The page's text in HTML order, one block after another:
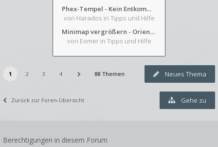
Phex-Tempel - Kein Entkommen aus Weinkeller/Bibliothek Trakt
von Harados in Tipps und Hilfe
Minimap vergrößern - Orientierung in Blutzinnen
von Eomer in Tipps und Hilfe
Neues Thema
1 2 3 4 88 Themen
Zurück zur Foren-Übersicht Gehe zu
Berechtigungen in diesem Forum